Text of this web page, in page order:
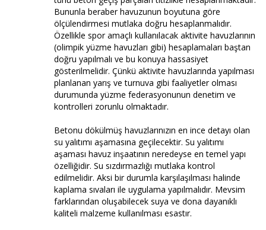
Bununla beraber havuzunun boyutuna göre
ölçülendirmesi mutlaka doğru hesaplanmalıdır.
Özellikle spor amaçlı kullanılacak aktivite havuzlarının
(olimpik yüzme havuzları gibi) hesaplamaları baştan
doğru yapılmalı ve bu konuya hassasiyet
gösterilmelidir. Çünkü aktivite havuzlarında yapılması
planlanan yarış ve turnuva gibi faaliyetler olması
durumunda yüzme federasyonunun denetim ve
kontrolleri zorunlu olmaktadır.
Betonu dökülmüş havuzlarınızın en ince detayı olan
su yalıtımı aşamasına geçilecektir. Su yalıtımı
aşaması havuz inşaatının neredeyse en temel yapı
özelliğidir. Su sızdırmazlığı mutlaka kontrol
edilmelidir. Aksi bir durumla karşılaşılması halinde
kaplama sıvaları ile uygulama yapılmalıdır. Mevsim
farklarından oluşabilecek suya ve dona dayanıklı
kaliteli malzeme kullanılması esastır.